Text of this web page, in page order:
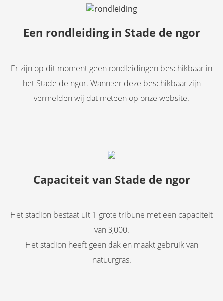
Een rondleiding in Stade de ngor
Er zijn op dit moment geen rondleidingen beschikbaar in
het Stade de ngor. Wanneer deze beschikbaar zijn
vermelden wij dat meteen op onze website.
Capaciteit van Stade de ngor
Het stadion bestaat uit 1 grote tribune met een capaciteit
van 3,000.
Het stadion heeft geen dak en maakt gebruik van
natuurgras.